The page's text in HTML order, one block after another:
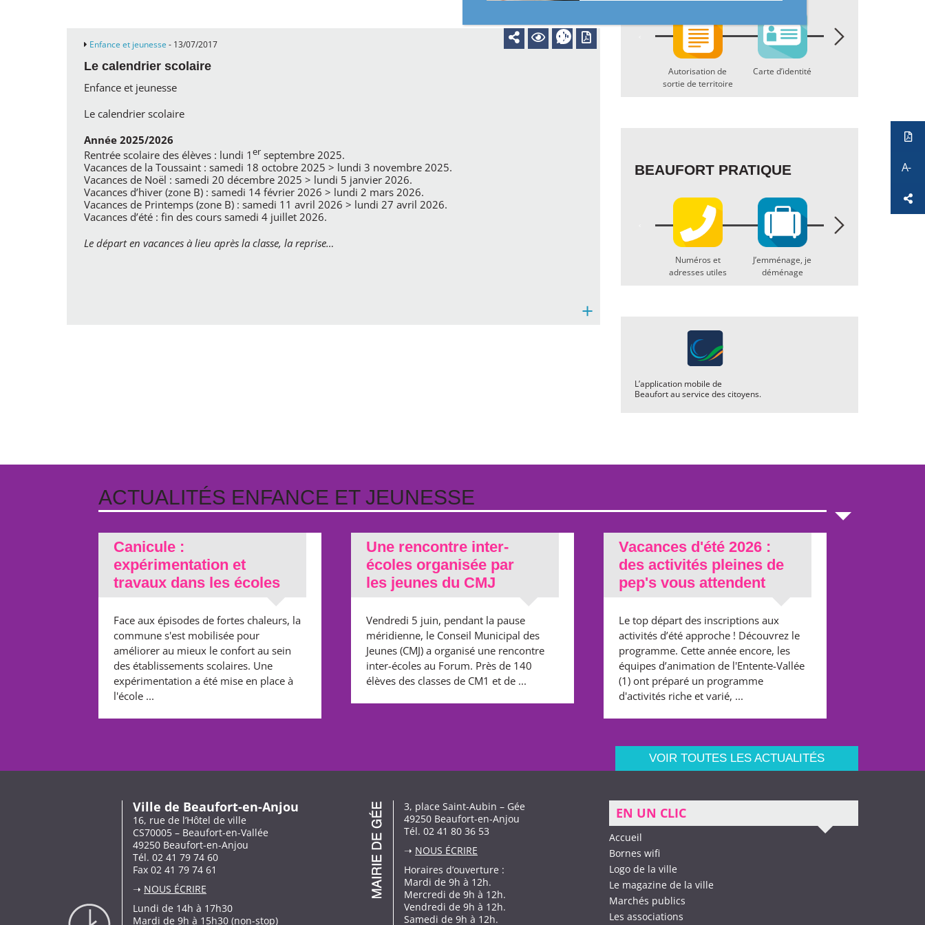
Enfance et jeunesse - 13/07/2017
Le calendrier scolaire
Enfance et jeunesse
Le calendrier scolaire
Année 2025/2026
Rentrée scolaire des élèves : lundi 1er septembre 2025.
Vacances de la Toussaint : samedi 18 octobre 2025 > lundi 3 novembre 2025.
Vacances de Noël : samedi 20 décembre 2025 > lundi 5 janvier 2026.
Vacances d’hiver (zone B) : samedi 14 février 2026 > lundi 2 mars 2026.
Vacances de Printemps (zone B) : samedi 11 avril 2026 > lundi 27 avril 2026.
Vacances d’été : fin des cours samedi 4 juillet 2026.
Le départ en vacances à lieu après la classe, la reprise…
+
Autorisation de
sortie de territoire
Carte d’identité
BEAUFORT PRATIQUE
Numéros et
adresses utiles
J’emménage, je
déménage
L’application mobile de
Beaufort au service des citoyens.
ACTUALITÉS ENFANCE ET JEUNESSE
Canicule :
expérimentation et
travaux dans les écoles
Face aux épisodes de fortes chaleurs, la
commune s'est mobilisée pour
améliorer au mieux le confort au sein
des établissements scolaires. Une
expérimentation a été mise en place à
l'école ...
Une rencontre inter-
écoles organisée par
les jeunes du CMJ
Vendredi 5 juin, pendant la pause
méridienne, le Conseil Municipal des
Jeunes (CMJ) a organisé une rencontre
inter-écoles au Forum. Près de 140
élèves des classes de CM1 et de ...
Vacances d'été 2026 :
des activités pleines de
pep's vous attendent
Le top départ des inscriptions aux
activités d’été approche ! Découvrez le
programme. Cette année encore, les
équipes d’animation de l'Entente-Vallée
(1) ont préparé un programme
d'activités riche et varié, ...
VOIR TOUTES LES ACTUALITÉS
Ville de Beaufort-en-Anjou
16, rue de l’Hôtel de ville
CS70005 – Beaufort-en-Vallée
49250 Beaufort-en-Anjou
Tél. 02 41 79 74 60
Fax 02 41 79 74 61
➝ NOUS ÉCRIRE
Lundi de 14h à 17h30
Mardi de 9h à 15h30 (non-stop)
3, place Saint-Aubin – Gée
49250 Beaufort-en-Anjou
Tél. 02 41 80 36 53
➝ NOUS ÉCRIRE
Horaires d’ouverture :
Mardi de 9h à 12h.
Mercredi de 9h à 12h.
Vendredi de 9h à 12h.
Samedi de 9h à 12h.
EN UN CLIC
Accueil
Bornes wifi
Logo de la ville
Le magazine de la ville
Marchés publics
Les associations